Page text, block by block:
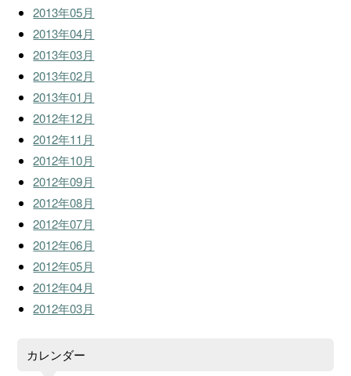
2013年05月
2013年04月
2013年03月
2013年02月
2013年01月
2012年12月
2012年11月
2012年10月
2012年09月
2012年08月
2012年07月
2012年06月
2012年05月
2012年04月
2012年03月
カレンダー